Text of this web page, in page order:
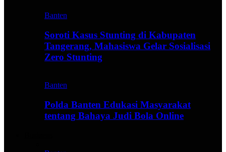
Banten
Soroti Kasus Stunting di Kabupaten
Tangerang, Mahasiswa Gelar Sosialisasi
Zero Stunting
Banten
Polda Banten Edukasi Masyarakat
tentang Bahaya Judi Bola Online